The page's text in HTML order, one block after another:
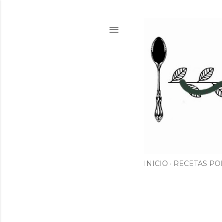
INICIO RECETAS